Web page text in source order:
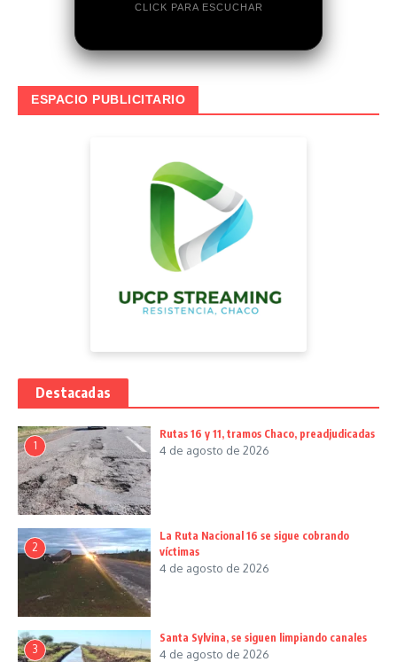
CLICK PARA ESCUCHAR
ESPACIO PUBLICITARIO
Destacadas
1
Rutas 16 y 11, tramos Chaco, preadjudicadas
4 de agosto de 2026
2
La Ruta Nacional 16 se sigue cobrando
víctimas
4 de agosto de 2026
3
Santa Sylvina, se siguen limpiando canales
4 de agosto de 2026